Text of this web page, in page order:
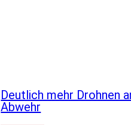
Deutlich mehr Drohnen
Abwehr